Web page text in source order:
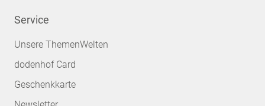
Service
Unsere ThemenWelten
dodenhof Card
Geschenkkarte